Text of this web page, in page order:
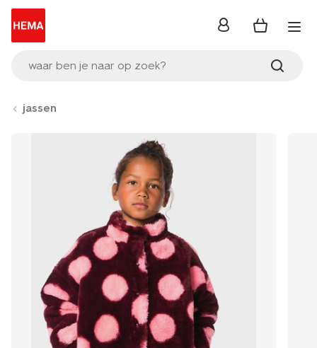
waar ben je naar op zoek?
inloggen
jassen